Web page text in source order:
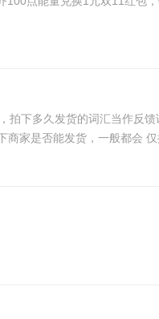
下多久发货的词汇当作反
家是否能发货，一般都会 仅